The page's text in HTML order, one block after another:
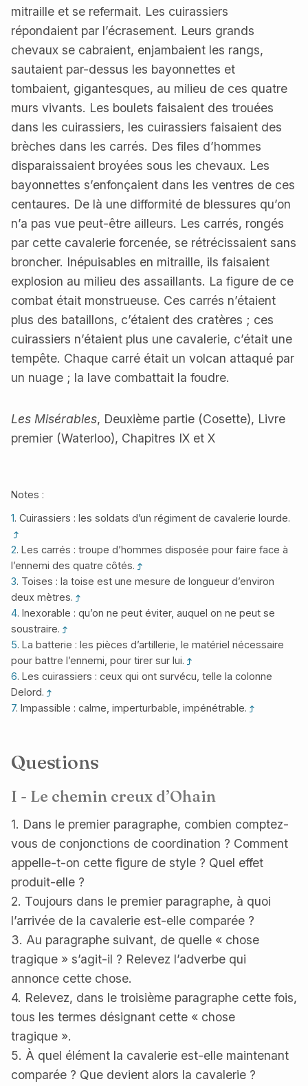
mitraille et se refermait. Les cuirassiers
répondaient par l’écrasement. Leurs grands
chevaux se cabraient, enjambaient les rangs,
sautaient par-dessus les bayonnettes et
tombaient, gigantesques, au milieu de ces quatre
murs vivants. Les boulets faisaient des trouées
dans les cuirassiers, les cuirassiers faisaient des
brèches dans les carrés. Des files d’hommes
disparaissaient broyées sous les chevaux. Les
bayonnettes s’enfonçaient dans les ventres de ces
centaures. De là une difformité de blessures qu’on
n’a pas vue peut-être ailleurs. Les carrés, rongés
par cette cavalerie forcenée, se rétrécissaient sans
broncher. Inépuisables en mitraille, ils faisaient
explosion au milieu des assaillants. La figure de ce
combat était monstrueuse. Ces carrés n’étaient
plus des bataillons, c’étaient des cratères ; ces
cuirassiers n’étaient plus une cavalerie, c’était une
tempête. Chaque carré était un volcan attaqué par
un nuage ; la lave combattait la foudre.
Les Misérables, Deuxième partie (Cosette), Livre
premier (Waterloo), Chapitres IX et X
Notes :
1. Cuirassiers : les soldats d’un régiment de cavalerie lourde.
2. Les carrés : troupe d’hommes disposée pour faire face à
l’ennemi des quatre côtés.
3. Toises : la toise est une mesure de longueur d’environ
deux mètres.
4. Inexorable : qu’on ne peut éviter, auquel on ne peut se
soustraire.
5. La batterie : les pièces d’artillerie, le matériel nécessaire
pour battre l’ennemi, pour tirer sur lui.
6. Les cuirassiers : ceux qui ont survécu, telle la colonne
Delord.
7. Impassible : calme, imperturbable, impénétrable.
Questions
I - Le chemin creux d’Ohain
1. Dans le premier paragraphe, combien comptez-
vous de conjonctions de coordination ? Comment
appelle-t-on cette figure de style ? Quel effet
produit-elle ?
2. Toujours dans le premier paragraphe, à quoi
l’arrivée de la cavalerie est-elle comparée ?
3. Au paragraphe suivant, de quelle « chose
tragique » s’agit-il ? Relevez l’adverbe qui
annonce cette chose.
4. Relevez, dans le troisième paragraphe cette fois,
tous les termes désignant cette « chose
tragique ».
5. À quel élément la cavalerie est-elle maintenant
comparée ? Que devient alors la cavalerie ?